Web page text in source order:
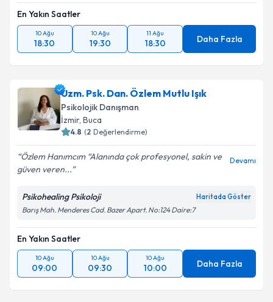
En Yakın Saatler
10 Ağu
18:30
10 Ağu
19:30
11 Ağu
18:30 Daha Fazla
Uzm. Psk. Dan. Özlem Mutlu Işık
Psikolojik Danışman
İzmir, Buca
4.8 (2 Değerlendirme)
Özlem Hanımcım “Alanında çok profesyonel, sakin ve
güven veren...
Devamı
Psikohealing Psikoloji Haritada Göster
Barış Mah. Menderes Cad. Bazer Apart. No:124 Daire:7
En Yakın Saatler
10 Ağu
09:00
10 Ağu
09:30
10 Ağu
10:00 Daha Fazla